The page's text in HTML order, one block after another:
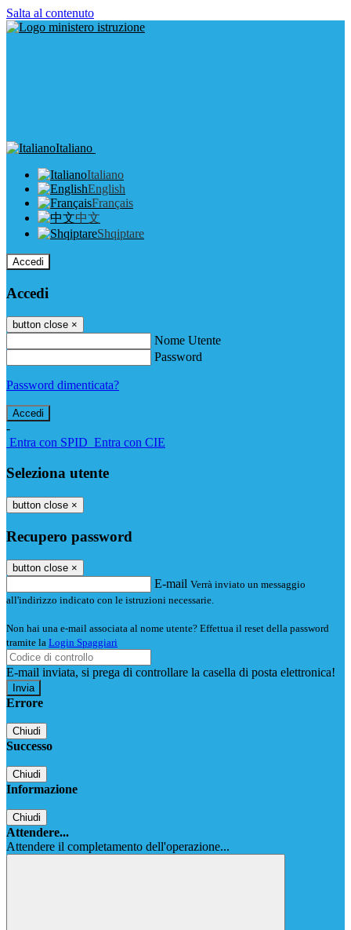
Salta al contenuto
Italiano
Italiano
English
Français
中文
Shqiptare
Accedi
Accedi
button close ×
Nome Utente
Password
Password dimenticata?
-
Entra con SPID Entra con CIE
Seleziona utente
button close ×
Recupero password
button close ×
E-mail Verrà inviato un messaggio
all'indirizzo indicato con le istruzioni necessarie.
Non hai una e-mail associata al nome utente? Effettua il reset della password
tramite la Login Spaggiari
E-mail inviata, si prega di controllare la casella di posta elettronica!
Errore
Chiudi
Successo
Chiudi
Informazione
Chiudi
Attendere...
Attendere il completamento dell'operazione...